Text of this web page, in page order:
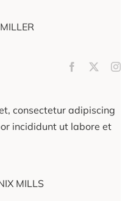
consectetur adipiscing
incididunt ut labore et